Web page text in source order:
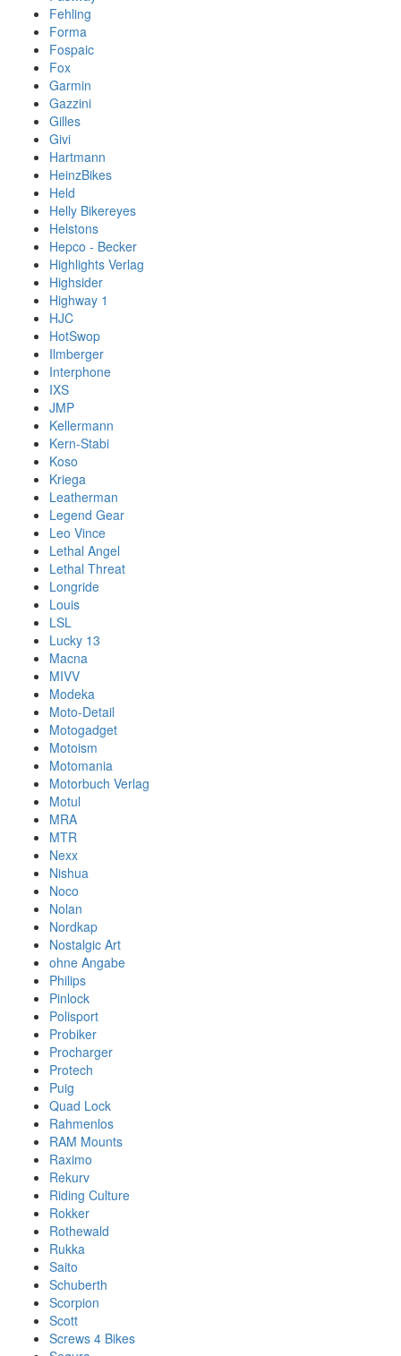
Fehling
Forma
Fospaic
Fox
Garmin
Gazzini
Gilles
Givi
Hartmann
HeinzBikes
Held
Helly Bikereyes
Helstons
Hepco - Becker
Highlights Verlag
Highsider
Highway 1
HJC
HotSwop
Ilmberger
Interphone
IXS
JMP
Kellermann
Kern-Stabi
Koso
Kriega
Leatherman
Legend Gear
Leo Vince
Lethal Angel
Lethal Threat
Longride
Louis
LSL
Lucky 13
Macna
MIVV
Modeka
Moto-Detail
Motogadget
Motoism
Motomania
Motorbuch Verlag
Motul
MRA
MTR
Nexx
Nishua
Noco
Nolan
Nordkap
Nostalgic Art
ohne Angabe
Philips
Pinlock
Polisport
Probiker
Procharger
Protech
Puig
Quad Lock
Rahmenlos
RAM Mounts
Raximo
Rekurv
Riding Culture
Rokker
Rothewald
Rukka
Saito
Schuberth
Scorpion
Scott
Screws 4 Bikes